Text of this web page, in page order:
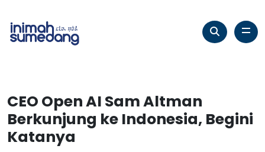
CEO Open AI Sam Altman
Berkunjung ke Indonesia, Begini
Katanya